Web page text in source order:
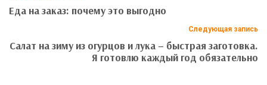
Еда на заказ: почему это выгодно
Следующая запись
Салат на зиму из огурцов и лука – быстрая заготовка.
Я готовлю каждый год обязательно